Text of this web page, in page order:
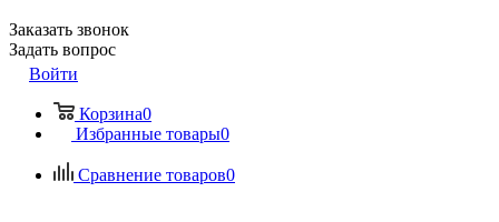
Заказать звонок
Задать вопрос
Войти
Корзина0
Избранные товары0
Сравнение товаров0